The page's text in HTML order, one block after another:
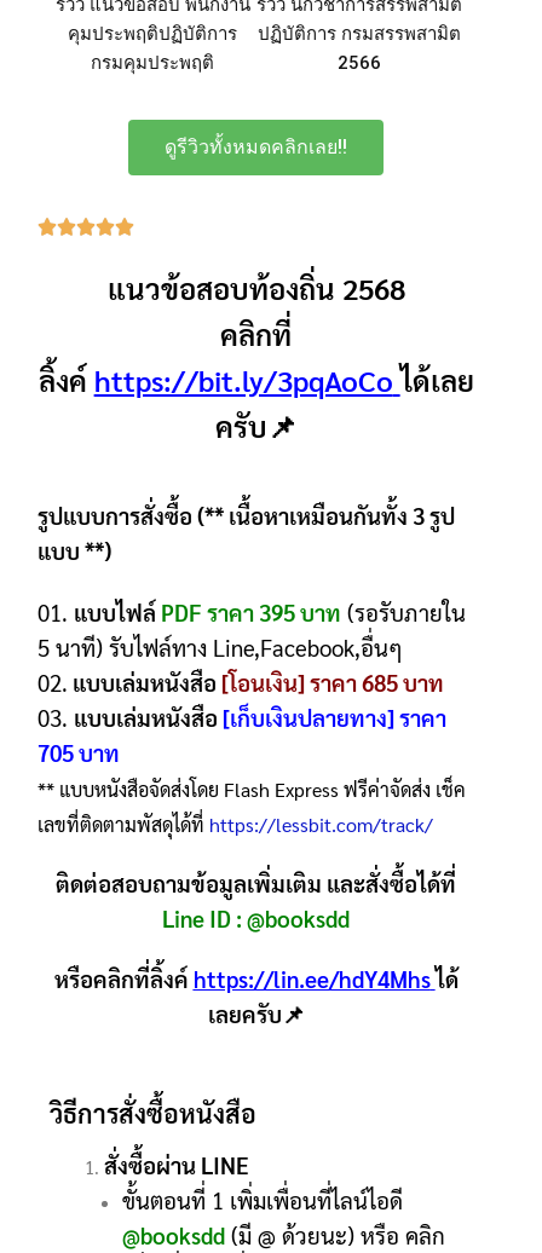
รีวิว แนวข้อสอบ พนักงาน
คุมประพฤติปฏิบัติการ
กรมคุมประพฤติ
รีวิว นักวิชาการสรรพสามิต
ปฏิบัติการ กรมสรรพสามิต
2566
ดูรีวิวทั้งหมดคลิกเลย!!
แนวข้อสอบท้องถิ่น 2568
คลิกที่
ลิ้งค์ https://bit.ly/3pqAoCo ได้เลย
ครับ📌
รูปแบบการสั่งซื้อ (** เนื้อหาเหมือนกันทั้ง 3 รูป
แบบ **)
01. แบบไฟล์ PDF ราคา 395 บาท (รอรับภายใน
5 นาที) รับไฟล์ทาง Line,Facebook,อื่นๆ
02. แบบเล่มหนังสือ [โอนเงิน] ราคา 685 บาท
03. แบบเล่มหนังสือ [เก็บเงินปลายทาง] ราคา
705 บาท
** แบบหนังสือจัดส่งโดย Flash Express ฟรีค่าจัดส่ง เช็ค
เลขที่ติดตามพัสดุได้ที่ https://lessbit.com/track/
ติดต่อสอบถามข้อมูลเพิ่มเติม และสั่งซื้อได้ที่
Line ID :@booksdd
หรือคลิกที่ลิ้งค์ https://lin.ee/hdY4Mhsได้
เลยครับ📌
วิธีการสั่งซื้อหนังสือ
สั่งซื้อผ่าน LINE
ขั้นตอนที่ 1 เพิ่มเพื่อนที่ไลน์ไอดี
@booksdd (มี @ ด้วยนะ) หรือ คลิก